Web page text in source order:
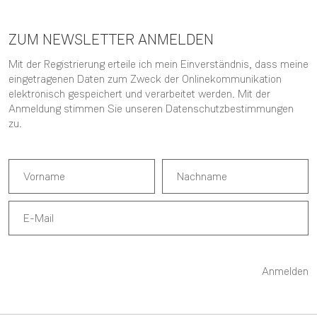
ZUM NEWSLETTER ANMELDEN
Mit der Registrierung erteile ich mein Einverständnis, dass meine
eingetragenen Daten zum Zweck der Onlinekommunikation
elektronisch gespeichert und verarbeitet werden. Mit der
Anmeldung stimmen Sie unseren Datenschutzbestimmungen
zu.
Anmelden